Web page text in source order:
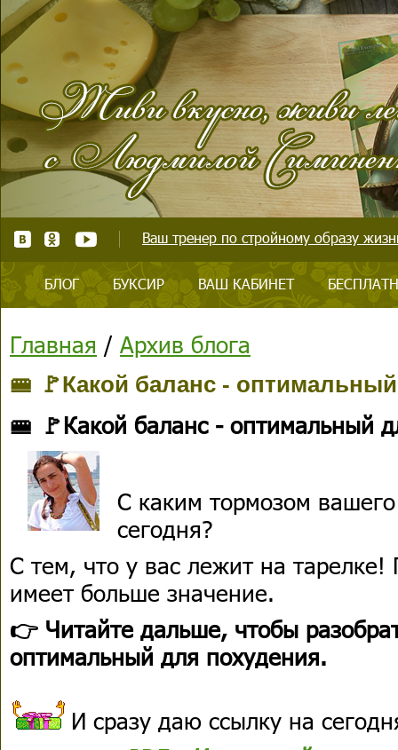
Ваш тренер по стройному образу
БЛОГ БУКСИР ВАШ КАБИНЕТ
Главная / Архив блога
🚝 🚩Какой баланс -
🚝 🚩Какой баланс - оптимальный
С каким тормозом
сегодня?
С тем, что у вас лежит на
имеет больше значение.
👉 Читайте дальше, чтобы
оптимальный для похудения.
И сразу даю ссылку на